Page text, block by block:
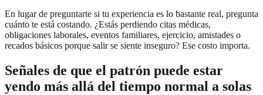
En lugar de preguntarte si tu experiencia es lo bastante real, pregunta
cuánto te está costando. ¿Estás perdiendo citas médicas,
obligaciones laborales, eventos familiares, ejercicio, amistades o
recados básicos porque salir se siente inseguro? Ese costo importa.
Señales de que el patrón puede estar
yendo más allá del tiempo normal a solas